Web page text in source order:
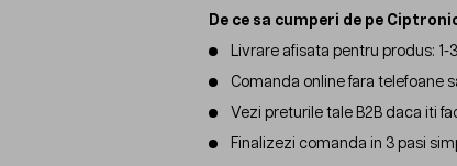
De ce sa cumperi de pe
Livrare afisata pentru produs:
Comanda online fara telefoane
Vezi preturile tale B2B daca iti
Finalizezi comanda in 3 pasi